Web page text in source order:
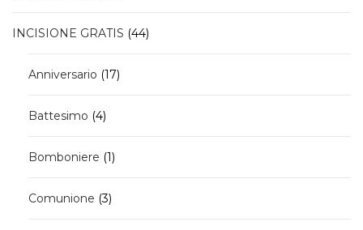
INCISIONE GRATIS 4444
Anniversario 1717
Battesimo 44
Bomboniere 11
Comunione 33